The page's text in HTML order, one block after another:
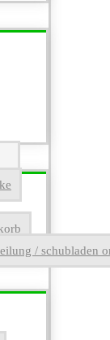
/ schubladen